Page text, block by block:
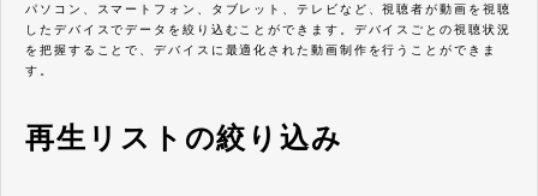
パソコン、スマートフォン、タブレット、テレビなど、視聴者が動画を視聴
したデバイスでデータを絞り込むことができます。デバイスごとの視聴状況
を把握することで、デバイスに最適化された動画制作を行うことができま
す。
再生リストの絞り込み